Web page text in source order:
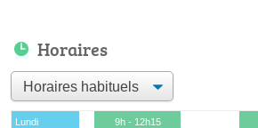
Horaires
Lundi 9h - 12h15